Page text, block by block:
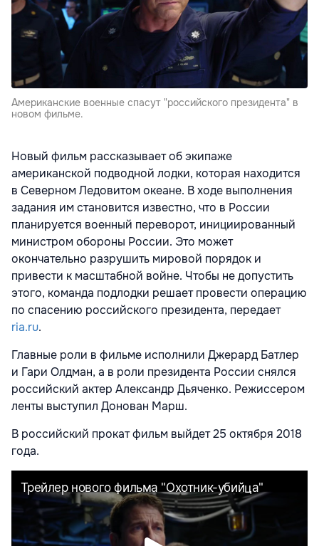
Американские военные спасут "российского президента" в
новом фильме.
Новый фильм рассказывает об экипаже
американской подводной лодки, которая находится
в Северном Ледовитом океане. В ходе выполнения
задания им становится известно, что в России
планируется военный переворот, инициированный
министром обороны России. Это может
окончательно разрушить мировой порядок и
привести к масштабной войне. Чтобы не допустить
этого, команда подлодки решает провести операцию
по спасению российского президента, передает
ria.ru.
Главные роли в фильме исполнили Джерард Батлер
и Гари Олдман, а в роли президента России снялся
российский актер Александр Дьяченко. Режиссером
ленты выступил Донован Марш.
В российский прокат фильм выйдет 25 октября 2018
года.